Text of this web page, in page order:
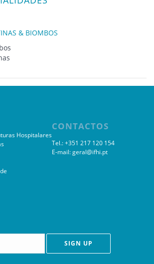
& BIOMBOS
Hospitalares
CONTACTOS
Tel.: +351 217 120 154
E-mail:geral@ifhi.pt